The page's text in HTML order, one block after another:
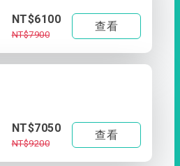
NT$6100
NT$7900
查看
NT$7050
NT$9200
查看